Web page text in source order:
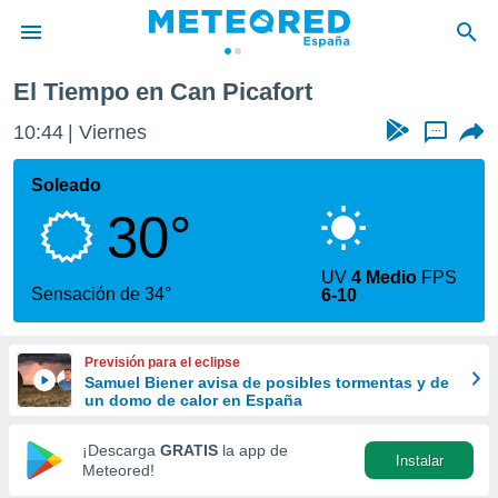
de
por
que se
calidad.
a este
las
y
forma
digital
basada
El Tiempo en Can Picafort
10:44 Viernes ...
Soleado
30°
Sensación de 34°
UV4 Medio FPS
6-10
Previsión para el eclipse
Samuel Biener avisa de posibles tormentas y de
un domo de calor en España
¡Descarga GRATIS la app de
Meteored!
Instalar